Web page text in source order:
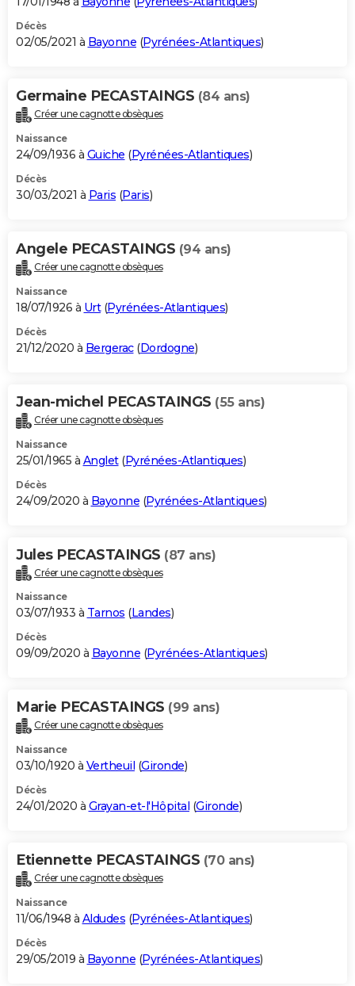
Décès
02/05/2021 à Bayonne (Pyrénées-Atlantiques)
Germaine PECASTAINGS (84 ans)
Créer une cagnotte obsèques
Naissance
24/09/1936 à Guiche (Pyrénées-Atlantiques)
Décès
30/03/2021 à Paris (Paris)
Angele PECASTAINGS (94 ans)
Créer une cagnotte obsèques
Naissance
18/07/1926 à Urt(Pyrénées-Atlantiques)
Décès
21/12/2020 à Bergerac(Dordogne)
Jean-michel PECASTAINGS (55 ans)
Créer une cagnotte obsèques
Naissance
25/01/1965 à Anglet(Pyrénées-Atlantiques)
Décès
24/09/2020 à Bayonne (Pyrénées-Atlantiques)
Jules PECASTAINGS (87 ans)
Créer une cagnotte obsèques
Naissance
03/07/1933 à Tarnos (Landes)
Décès
09/09/2020 à Bayonne (Pyrénées-Atlantiques)
Marie PECASTAINGS (99 ans)
Créer une cagnotte obsèques
Naissance
03/10/1920 à Vertheuil (Gironde)
Décès
24/01/2020 à Grayan-et-l'Hôpital (Gironde)
Etiennette PECASTAINGS (70 ans)
Créer une cagnotte obsèques
Naissance
11/06/1948 à Aldudes (Pyrénées-Atlantiques)
Décès
29/05/2019 à Bayonne (Pyrénées-Atlantiques)